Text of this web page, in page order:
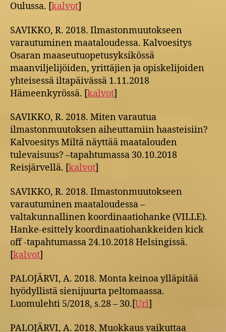
Oulussa. [kalvot]
SAVIKKO, R. 2018. Ilmastonmuutokseen
varautuminen maataloudessa. Kalvoesitys
Osaran maaseutuopetusyksikössä
maanviljelijöiden, yrittäjien ja opiskelijoiden
yhteisessä iltapäivässä 1.11.2018
Hämeenkyrössä. [kalvot]
SAVIKKO, R. 2018. Miten varautua
ilmastonmuutoksen aiheuttamiin haasteisiin?
Kalvoesitys Miltä näyttää maatalouden
tulevaisuus? –tapahtumassa 30.10.2018
Reisjärvellä. [kalvot]
SAVIKKO, R. 2018. Ilmastonmuutokseen
varautuminen maataloudessa –
valtakunnallinen koordinaatiohanke (VILLE).
Hanke-esittely koordinaatiohankkeiden kick
off -tapahtumassa 24.10.2018 Helsingissä.
[kalvot]
PALOJÄRVI, A. 2018. Monta keinoa ylläpitää
hyödyllistä sienijuurta peltomaassa.
Luomulehti 5/2018, s.28 – 30.[Url]
PALOJÄRVI, A. 2018. Muokkaus vaikuttaa